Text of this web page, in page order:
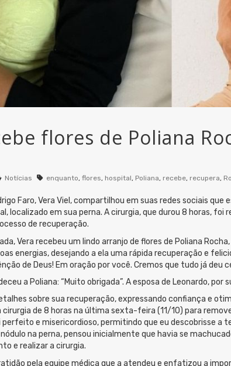
flores de Poliana
Notícias enquanto, flores, hospital, Poliana, recebe, recupera,
Faro, Vera Viel, compartilhou em suas redes sociais
localizado em sua perna. A cirurgia, que durou 8 horas,
de recuperação.
Vera recebeu um lindo arranjo de flores de Poliana
energias, desejando a ela uma rápida recuperação e
de Deus! Em oração por você. Cremos que tudo já
a Poliana: “Muito obrigada”. A esposa de Leonardo,
sobre sua recuperação, expressando confiança e
de 8 horas na última sexta-feira (11/10) para
e misericordioso, permitindo que eu descobrisse a
na perna, pensou inicialmente que havia se
e realizar a cirurgia.
pela equipe médica que a atendeu e enfatizou a